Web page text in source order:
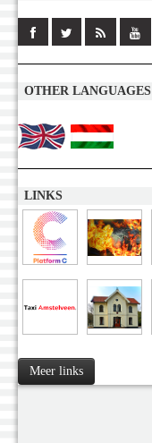
OTHER LANGUAGES
LINKS
Meer links